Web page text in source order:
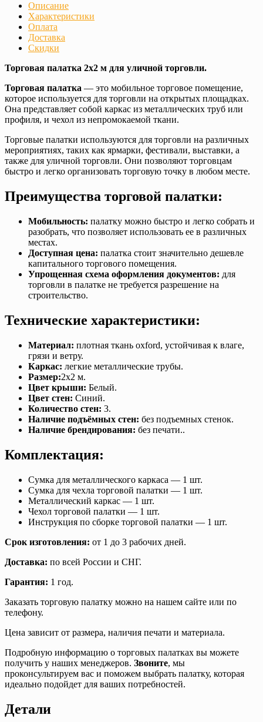
Описание
Характеристики
Оплата
Доставка
Скидки
Торговая палатка 2х2 м для уличной торговли.
Торговая палатка — это мобильное торговое помещение,
которое используется для торговли на открытых площадках.
Она представляет собой каркас из металлических труб или
профиля, и чехол из непромокаемой ткани.
Торговые палатки используются для торговли на различных
мероприятиях, таких как ярмарки, фестивали, выставки, а
также для уличной торговли. Они позволяют торговцам
быстро и легко организовать торговую точку в любом месте.
Преимущества торговой палатки:
Мобильность: палатку можно быстро и легко собрать и
разобрать, что позволяет использовать ее в различных
местах.
Доступная цена: палатка стоит значительно дешевле
капитального торгового помещения.
Упрощенная схема оформления документов: для
торговли в палатке не требуется разрешение на
строительство.
Технические характеристики:
Материал: плотная ткань oxford, устойчивая к влаге,
грязи и ветру.
Каркас: легкие металлические трубы.
Размер:2х2 м.
Цвет крыши: Белый.
Цвет стен: Синий.
Количество стен: 3.
Наличие подъёмных стен: без подъемных стенок.
Наличие брендирования: без печати..
Комплектация:
Сумка для металлического каркаса — 1 шт.
Сумка для чехла торговой палатки — 1 шт.
Металлический каркас — 1 шт.
Чехол торговой палатки — 1 шт.
Инструкция по сборке торговой палатки — 1 шт.
Срок изготовления: от 1 до 3 рабочих дней.
Доставка: по всей России и СНГ.
Гарантия: 1 год.
Заказать торговую палатку можно на нашем сайте или по
телефону.
Цена зависит от размера, наличия печати и материала.
Подробную информацию о торговых палатках вы можете
получить у наших менеджеров. Звоните, мы
проконсультируем вас и поможем выбрать палатку, которая
идеально подойдет для ваших потребностей.
Детали